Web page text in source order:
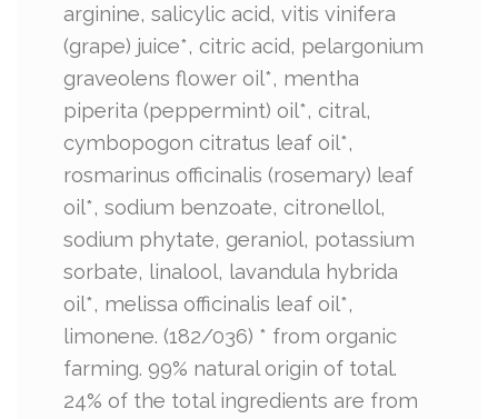
arginine, salicylic acid, vitis vinifera
(grape) juice*, citric acid, pelargonium
graveolens flower oil*, mentha
piperita (peppermint) oil*, citral,
cymbopogon citratus leaf oil*,
rosmarinus officinalis (rosemary) leaf
oil*, sodium benzoate, citronellol,
sodium phytate, geraniol, potassium
sorbate, linalool, lavandula hybrida
oil*, melissa officinalis leaf oil*,
limonene. (182/036) * from organic
farming. 99% natural origin of total.
24% of the total ingredients are from